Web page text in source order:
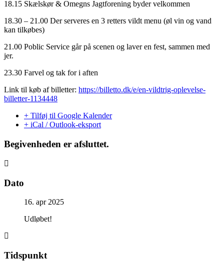
18.15 Skælskør & Omegns Jagtforening byder velkommen
18.30 – 21.00 Der serveres en 3 retters vildt menu (øl vin og vand
kan tilkøbes)
21.00 Poblic Service går på scenen og laver en fest, sammen med
jer.
23.30 Farvel og tak for i aften
Link til køb af billetter: https://billetto.dk/e/en-vildtrig-oplevelse-
billetter-1134448
+ Tilføj til Google Kalender
+ iCal / Outlook-eksport
Begivenheden er afsluttet.
Dato
16. apr 2025
Udløbet!
Tidspunkt